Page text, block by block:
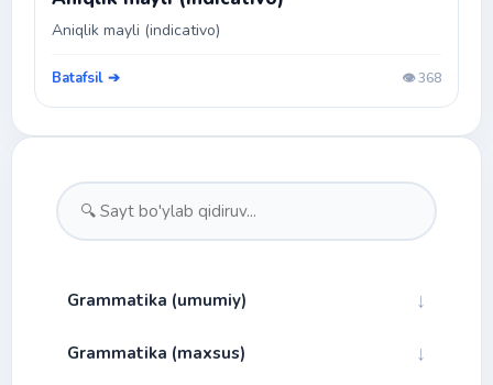
Aniqlik mayli (indicativo)
Batafsil ➔ 👁️ 368
Grammatika (umumiy) ↓
Fonetika ↓
Grammatika (maxsus) ↓